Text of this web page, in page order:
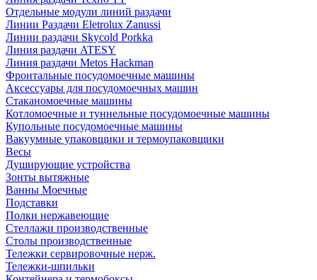
Отдельные модули линий раздачи
Линии Раздачи Eletrolux Zanussi
Линии раздачи Skycold Porkka
Линия раздачи ATESY
Линия раздачи Metos Hackman
Фронтальные посудомоечные машины
Аксессуары для посудомоечных машин
Стаканомоечные машины
Котломоечные и туннельные посудомоечные машины
Купольные посудомоечные машины
Вакуумные упаковщики и термоупаковщики
Весы
Душирующие устройства
Зонты вытяжные
Ванны Моечные
Подставки
Полки нержавеющие
Стеллажи производственные
Столы производственные
Тележки сервировочные нерж.
Тележки-шпильки